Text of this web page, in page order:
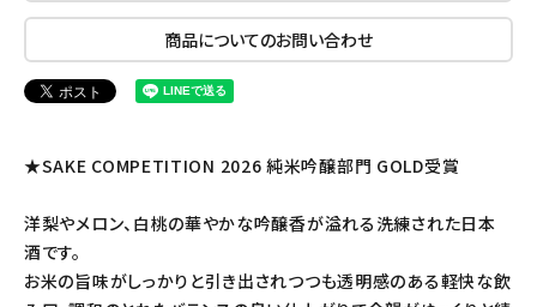
商品についてのお問い合わせ
★SAKE COMPETITION 2026 純米吟醸部門 GOLD受賞
洋梨やメロン、白桃の華やかな吟醸香が溢れる洗練された日本
酒です。
お米の旨味がしっかりと引き出されつつも透明感のある軽快な飲